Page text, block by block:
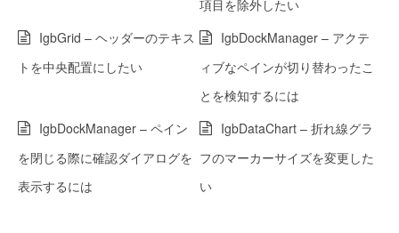
項目を除外したい
IgbGrid – ヘッダーのテキス
トを中央配置にしたい
IgbDockManager – アクテ
ィブなペインが切り替わったこ
とを検知するには
IgbDockManager – ペイン
を閉じる際に確認ダイアログを
表示するには
IgbDataChart – 折れ線グラ
フのマーカーサイズを変更した
い